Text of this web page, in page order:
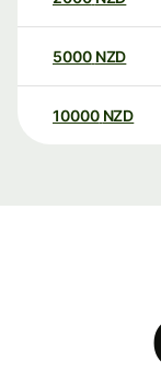
5000 NZD
10000 NZD